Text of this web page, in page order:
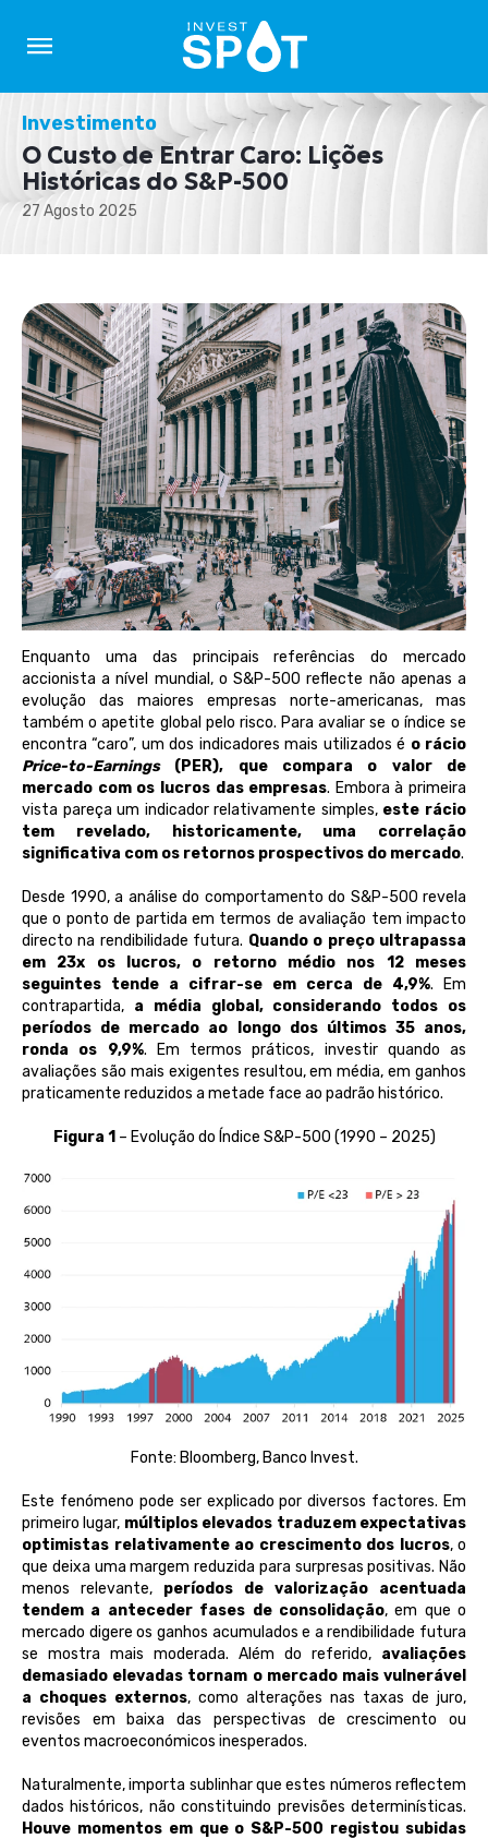
Investimento
O Custo de Entrar Caro: Lições
Históricas do S&P-500
27 Agosto 2025
Enquanto uma das principais referências do mercado
accionista a nível mundial, o S&P-500 reflecte não apenas a
evolução das maiores empresas norte-americanas, mas
também o apetite global pelo risco. Para avaliar se o índice se
encontra “caro”, um dos indicadores mais utilizados é o rácio
Price-to-Earnings (PER), que compara o valor de
mercado com os lucros das empresas. Embora à primeira
vista pareça um indicador relativamente simples, este rácio
tem revelado, historicamente, uma correlação
significativa com os retornos prospectivos do mercado.
Desde 1990, a análise do comportamento do S&P-500 revela
que o ponto de partida em termos de avaliação tem impacto
directo na rendibilidade futura. Quando o preço ultrapassa
em 23x os lucros, o retorno médio nos 12 meses
seguintes tende a cifrar-se em cerca de 4,9%. Em
contrapartida, a média global, considerando todos os
períodos de mercado ao longo dos últimos 35 anos,
ronda os 9,9%. Em termos práticos, investir quando as
avaliações são mais exigentes resultou, em média, em ganhos
praticamente reduzidos a metade face ao padrão histórico.
Figura 1 – Evolução do Índice S&P-500 (1990 – 2025)
Fonte: Bloomberg, Banco Invest.
Este fenómeno pode ser explicado por diversos factores. Em
primeiro lugar, múltiplos elevados traduzem expectativas
optimistas relativamente ao crescimento dos lucros, o
que deixa uma margem reduzida para surpresas positivas. Não
menos relevante, períodos de valorização acentuada
tendem a anteceder fases de consolidação, em que o
mercado digere os ganhos acumulados e a rendibilidade futura
se mostra mais moderada. Além do referido, avaliações
demasiado elevadas tornam o mercado mais vulnerável
a choques externos, como alterações nas taxas de juro,
revisões em baixa das perspectivas de crescimento ou
eventos macroeconómicos inesperados.
Naturalmente, importa sublinhar que estes números reflectem
dados históricos, não constituindo previsões determinísticas.
Houve momentos em que o S&P-500 registou subidas